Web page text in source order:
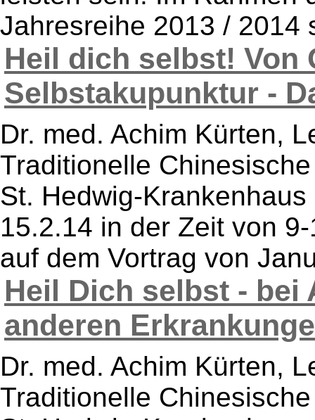
Jahresreihe 2013 / 2014
Heil dich selbst! Von
Selbstakupunktur -
Dr. med. Achim Kürten,
Traditionelle
St. Hedwig-
15.2.14 in der Zeit von
auf dem Vortrag von
Heil Dich selbst - bei
anderen
Dr. med. Achim Kürten,
Traditionelle